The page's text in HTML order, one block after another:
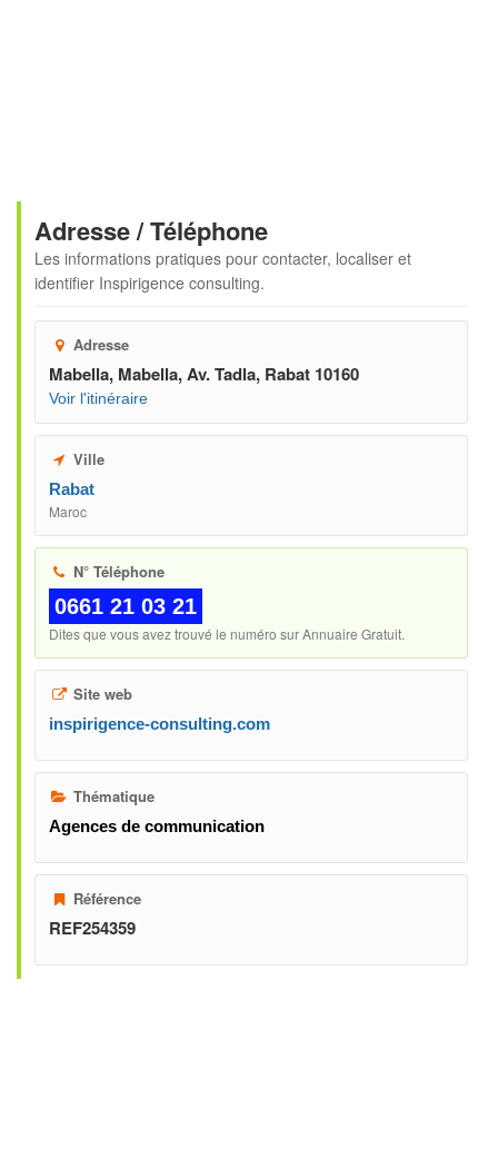
Adresse / Téléphone
Les informations pratiques pour contacter, localiser et
identifier Inspirigence consulting.
Adresse
Mabella, Mabella, Av. Tadla, Rabat 10160
Voir l'itinéraire
Ville
Rabat
Maroc
N° Téléphone
0661 21 03 21
Dites que vous avez trouvé le numéro sur Annuaire Gratuit.
Site web
inspirigence-consulting.com
Thématique
Agences de communication
Référence
REF254359